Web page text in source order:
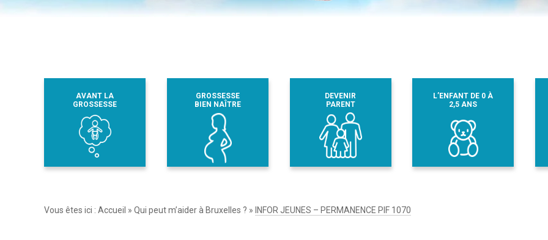
AVANT LA
GROSSESSE
GROSSESSE
BIEN NAÎTRE
DEVENIR
PARENT
L’ENFANT DE 0 À
2,5 ANS
Vous êtes ici : Accueil » Qui peut m’aider à Bruxelles ? » INFOR JEUNES – PERMANENCE PIF 1070